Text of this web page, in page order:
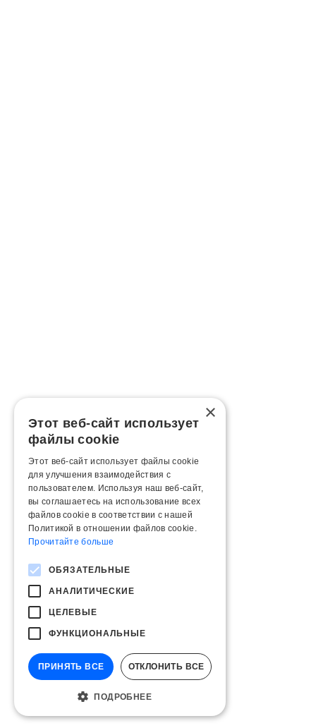
×
Этот веб-сайт использует
файлы cookie
Этот веб-сайт использует файлы cookie
для улучшения взаимодействия с
пользователем. Используя наш веб-сайт,
вы соглашаетесь на использование всех
файлов cookie в соответствии с нашей
Политикой в ​​отношении файлов cookie.
Прочитайте больше
ОБЯЗАТЕЛЬНЫЕ
АНАЛИТИЧЕСКИЕ
ЦЕЛЕВЫЕ
ФУНКЦИОНАЛЬНЫЕ
ПРИНЯТЬ ВСЕ ОТКЛОНИТЬ ВСЕ
ПОДРОБНЕЕ